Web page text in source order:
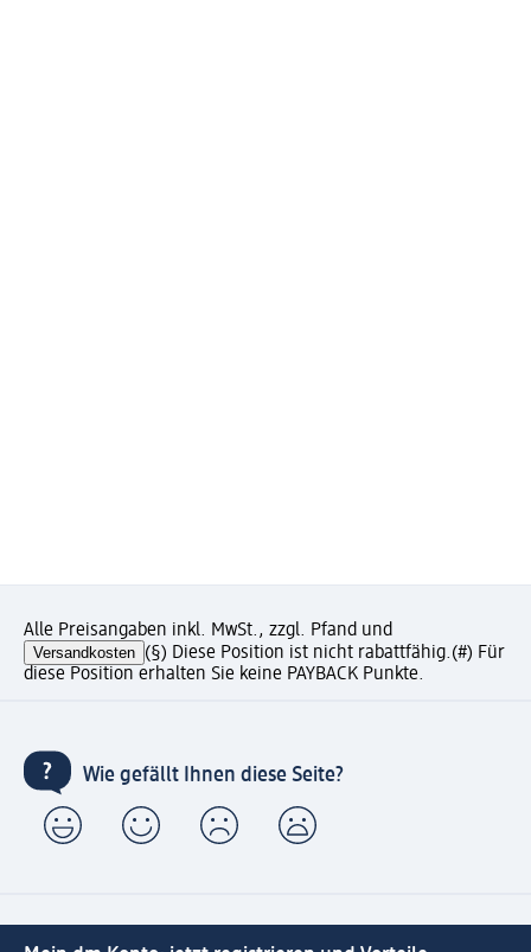
Alle Preisangaben inkl. MwSt., zzgl. Pfand und
Versandkosten (§) Diese Position ist nicht rabattfähig.(#) Für
diese Position erhalten Sie keine PAYBACK Punkte.
Wie gefällt Ihnen diese Seite?